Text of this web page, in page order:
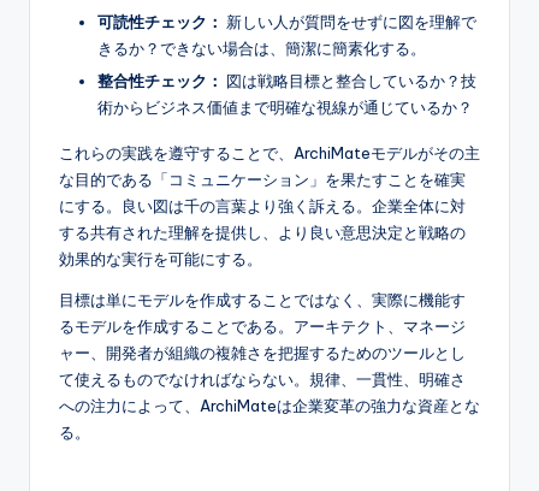
可読性チェック： 新しい人が質問をせずに図を理解で
きるか？できない場合は、簡潔に簡素化する。
整合性チェック： 図は戦略目標と整合しているか？技
術からビジネス価値まで明確な視線が通じているか？
これらの実践を遵守することで、ArchiMateモデルがその主
な目的である「コミュニケーション」を果たすことを確実
にする。良い図は千の言葉より強く訴える。企業全体に対
する共有された理解を提供し、より良い意思決定と戦略の
効果的な実行を可能にする。
目標は単にモデルを作成することではなく、実際に機能す
るモデルを作成することである。アーキテクト、マネージ
ャー、開発者が組織の複雑さを把握するためのツールとし
て使えるものでなければならない。規律、一貫性、明確さ
への注力によって、ArchiMateは企業変革の強力な資産とな
る。